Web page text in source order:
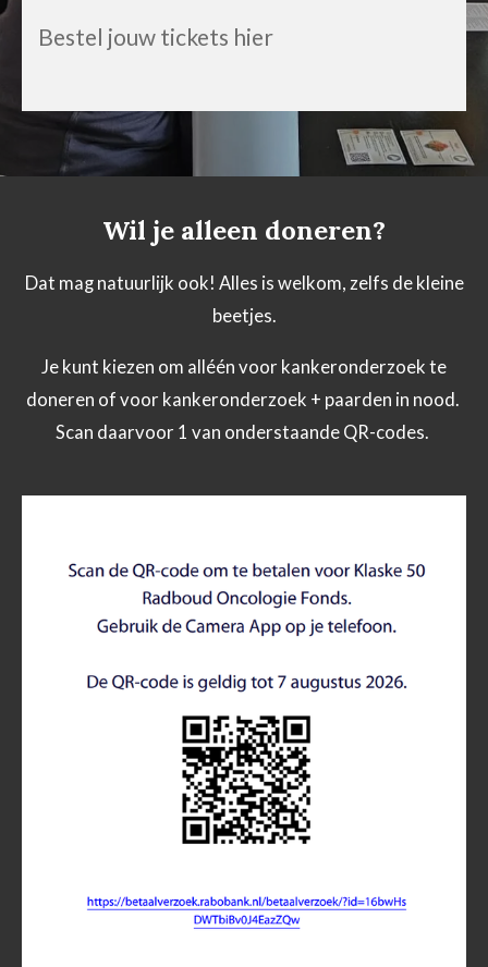
Bestel jouw tickets hier
Wil je alleen doneren?
Dat mag natuurlijk ook! Alles is welkom, zelfs de kleine
beetjes.
Je kunt kiezen om alléén voor kankeronderzoek te
doneren of voor kankeronderzoek + paarden in nood.
Scan daarvoor 1 van onderstaande QR-codes.